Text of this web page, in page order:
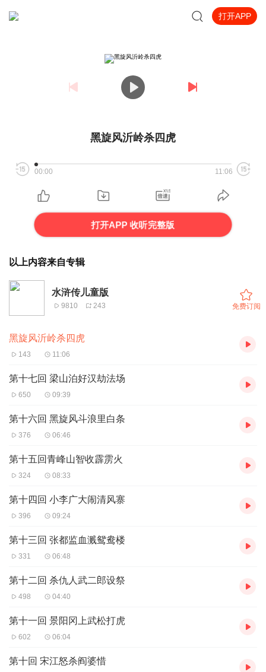
打开APP
黑旋风沂岭杀四虎
00:00 11:06
打开APP 收听完整版
以上内容来自专辑
水浒传儿童版
9810 243 免费订阅
黑旋风沂岭杀四虎
143 11:06
第十七回 梁山泊好汉劫法场
650 09:39
第十六回 黑旋风斗浪里白条
376 06:46
第十五回青峰山智收霹雳火
324 08:33
第十四回 小李广大闹清风寨
396 09:24
第十三回 张都监血溅鸳鸯楼
331 06:48
第十二回 杀仇人武二郎设祭
498 04:40
第十一回 景阳冈上武松打虎
602 06:04
第十回 宋江怒杀阎婆惜